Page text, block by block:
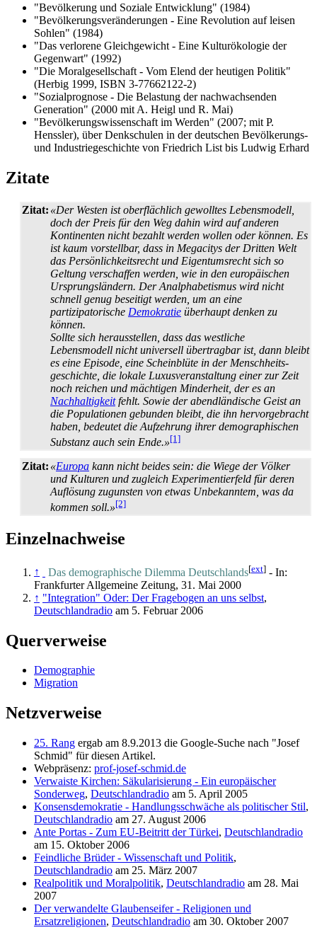
"Bevölkerung und Soziale Entwicklung" (1984)
"Bevölkerungsveränderungen - Eine Revolution auf leisen
Sohlen" (1984)
"Das verlorene Gleichgewicht - Eine Kulturökologie der
Gegenwart" (1992)
"Die Moralgesellschaft - Vom Elend der heutigen Politik"
(Herbig 1999, ISBN 3-77662122-2)
"Sozialprognose - Die Belastung der nachwachsenden
Generation" (2000 mit A. Heigl und R. Mai)
"Bevölkerungswissenschaft im Werden" (2007; mit P.
Henssler), über Denkschulen in der deutschen Bevölkerungs-
und Industrie­geschichte von Friedrich List bis Ludwig Erhard
Zitate
Zitat: «Der Westen ist oberflächlich gewolltes Lebensmodell,
doch der Preis für den Weg dahin wird auf anderen
Kontinenten nicht bezahlt werden wollen oder können. Es
ist kaum vorstellbar, dass in Megacitys der Dritten Welt
das Persönlich­keits­recht und Eigentums­recht sich so
Geltung verschaffen werden, wie in den europäischen
Ursprungs­ländern. Der Analphabetismus wird nicht
schnell genug beseitigt werden, um an eine
partizipatorische Demokratie überhaupt denken zu
können.
Sollte sich herausstellen, dass das westliche
Lebensmodell nicht universell übertragbar ist, dann bleibt
es eine Episode, eine Scheinblüte in der Menschheits­
geschichte, die lokale Luxus­veranstaltung einer zur Zeit
noch reichen und mächtigen Minderheit, der es an
Nachhaltigkeitfehlt. Sowie der abend­ländische Geist an
die Populationen gebunden bleibt, die ihn hervor­gebracht
haben, bedeutet die Aufzehrung ihrer demographischen
Substanz auch sein Ende.»[1]
Zitat: «Europa kann nicht beides sein: die Wiege der Völker
und Kulturen und zugleich Experimentierfeld für deren
Auflösung zugunsten von etwas Unbekanntem, was da
kommen soll.»[2]
Einzelnachweise
↑ Das demographische Dilemma Deutschlands[ext] - In:
Frankfurter Allgemeine Zeitung, 31. Mai 2000
↑ "Integration" Oder: Der Fragebogen an uns selbst,
Deutschlandradio am 5. Februar 2006
Querverweise
Demographie
Migration
Netzverweise
25. Rang ergab am 8.9.2013 die Google-Suche nach "Josef
Schmid" für diesen Artikel.
Webpräsenz: prof-josef-schmid.de
Verwaiste Kirchen: Säkularisierung - Ein europäischer
Sonderweg, Deutschlandradio am 5. April 2005
Konsensdemokratie - Handlungsschwäche als politischer Stil,
Deutschlandradio am 27. August 2006
Ante Portas - Zum EU-Beitritt der Türkei, Deutschlandradio
am 15. Oktober 2006
Feindliche Brüder - Wissenschaft und Politik,
Deutschlandradio am 25. März 2007
Realpolitik und Moralpolitik, Deutschlandradio am 28. Mai
2007
Der verwandelte Glaubenseifer - Religionen und
Ersatzreligionen, Deutschlandradio am 30. Oktober 2007